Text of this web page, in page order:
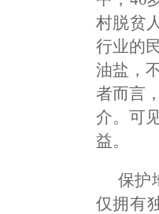
村脱贫
行业的
油盐，
者而言
介。可
益。
保护
仅拥有